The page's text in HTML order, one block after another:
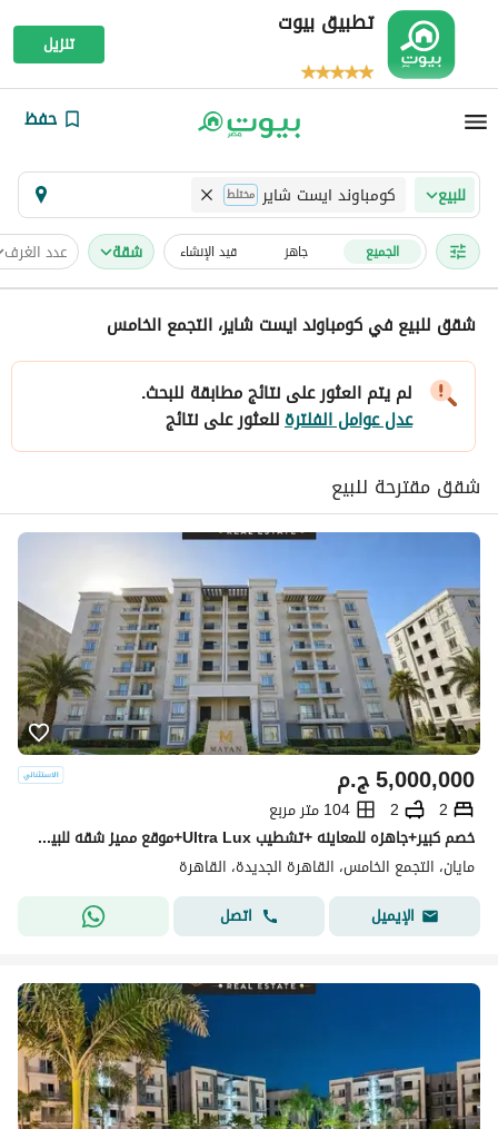
تطبيق بيوت
تنزيل
حفظ
للبيع كومباوند ايست شاير مختلط
الجميع جاهز قيد الإنشاء شقة عدد الغرف
شقق للبيع في كومباوند ايست شاير، التجمع الخامس
لم يتم العثور على نتائج مطابقة للبحث.
عدل عوامل الفلترةللعثور على نتائج
شقق مقترحة للبيع
ج.م5,000,000
2
2
104 متر مربع
خصم كبير+جاهزه للمعاينه +تشطيب Ultra Lux+موقع مميز شقه للبيع في كمبوند مايان التجمع الخامس بين سوان ليك حسن علام و LMD دقايق من HYDE PARK & MIVIDA
مايان، التجمع الخامس، القاهرة الجديدة، القاهرة
الإيميل
اتصل